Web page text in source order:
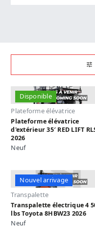
Disponible
Plateforme élévatrice
Plateforme élévatrice
d'extérieur 35′ RED LIFT
2026
Neuf
Nouvel arrivage
Transpalette
Transpalette électrique 4
lbs Toyota 8HBW23 2026
Neuf